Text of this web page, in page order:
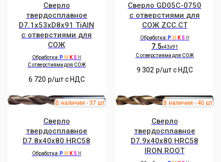
Сверло
твердосплавное
D7.1x53xD8x91 TiAlN
с отверстиями для
СОЖ
Обработка: P M K S H
C отверстиями для СОЖ
6 720 р/шт c НДС
Сверло GD05C-0750
с отверстиями для
СОЖ ZCC.CT
Обработка: P M K S H
7.5x43x91
C отверстиями для СОЖ
9 302 р/шт c НДС
Сверло
твердосплавное
D7.8x40x80 HRC58
Обработка: P M K S H
Сверло
твердосплавное
D7.9x40x80 HRC58
IRON ROOT